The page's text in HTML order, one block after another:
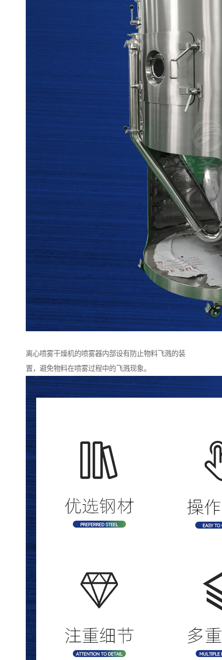
离心喷雾干燥机的喷雾器内部设有防止物料飞溅的装
置，避免物料在喷雾过程中的飞溅现象。